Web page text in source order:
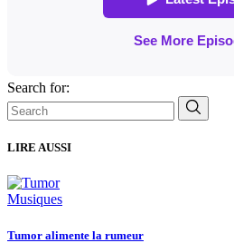
Search for:
LIRE AUSSI
Musiques
Tumor alimente la rumeur